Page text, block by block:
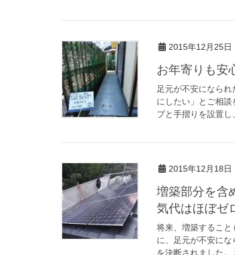
2015年12月25日
お年寄りも安
足元が不安になら
にしたい」とご相
プと手摺りを設置
2015年12月18日
増築部分を含
気代はほぼゼ
将来、増築するこ
に、足元が不安に
を決断されました